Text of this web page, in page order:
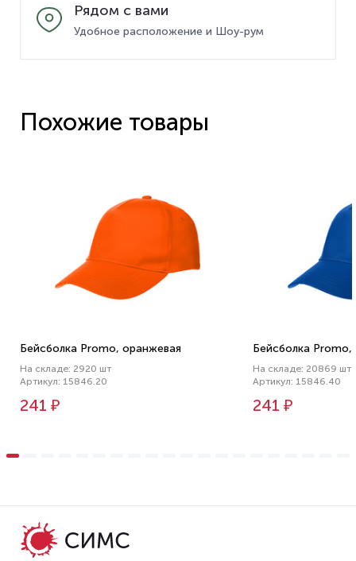
Рядом с вами
Удобное расположение и Шоу-рум
Похожие товары
Бейсболка Promo, оранжевая
На складе: 2920 шт
Артикул: 15846.20
241 ₽
Бейсболка Promo,
На складе: 20869 шт
Артикул: 15846.40
241 ₽